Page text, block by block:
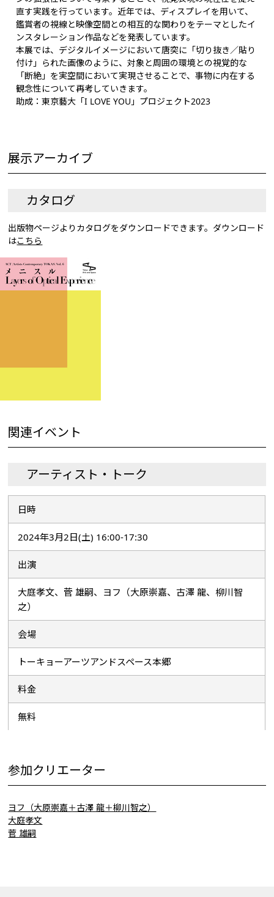
直す実践を行っています。近年では、ディスプレイを用いて、
鑑賞者の視線と映像空間との相互的な関わりをテーマとしたイ
ンスタレーション作品などを発表しています。
本展では、デジタルイメージにおいて唐突に「切り抜き／貼り
付け」られた画像のように、対象と周囲の環境との視覚的な
「断絶」を実空間において実現させることで、事物に内在する
観念性について再考していきます。
助成：東京藝大「I LOVE YOU」プロジェクト2023
展示アーカイブ
カタログ
出版物ページよりカタログをダウンロードできます。ダウンロード
はこちら
関連イベント
アーティスト・トーク
日時
2024年3月2日(土) 16:00-17:30
出演
大庭孝文、菅 雄嗣、ヨフ（大原崇嘉、古澤 龍、柳川智
之）
会場
トーキョーアーツアンドスペース本郷
料金
無料
参加クリエーター
ヨフ（大原崇嘉＋古澤 龍＋柳川智之）
大庭孝文
菅 雄嗣